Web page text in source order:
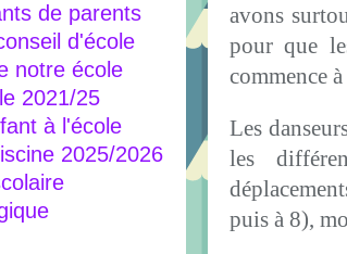
avons
pour que
commence
Les
les
puis à 8),
de parents
d'école
notre école
2021/25
à l'école
2025/2026